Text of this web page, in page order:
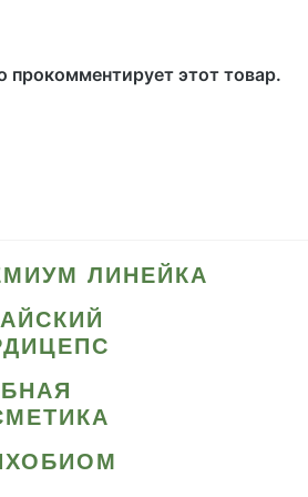
прокомментирует этот товар.
ЛИНЕЙКА